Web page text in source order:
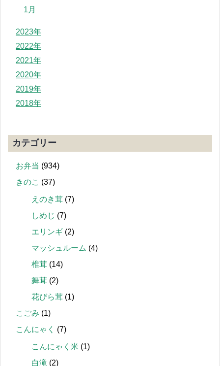
1月
2023年
2022年
2021年
2020年
2019年
2018年
カテゴリー
お弁当 (934)
きのこ (37)
えのき茸 (7)
しめじ (7)
エリンギ (2)
マッシュルーム (4)
椎茸 (14)
舞茸 (2)
花びら茸 (1)
こごみ (1)
こんにゃく
(7)
こんにゃく米 (1)
白滝 (2)